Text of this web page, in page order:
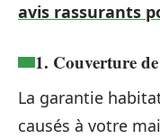
avis rassurants
1. Couverture
La garantie
causés à votre